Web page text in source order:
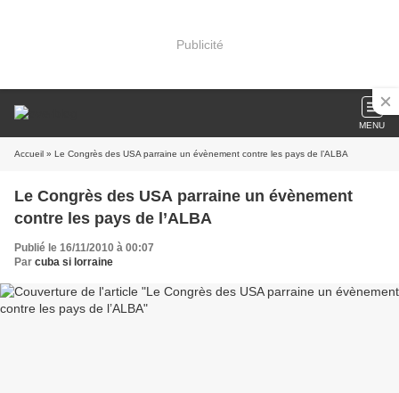
Publicité
MENU
Accueil » Le Congrès des USA parraine un évènement contre les pays de l’ALBA
Le Congrès des USA parraine un évènement
contre les pays de l’ALBA
Publié le 16/11/2010 à 00:07
Par cuba si lorraine